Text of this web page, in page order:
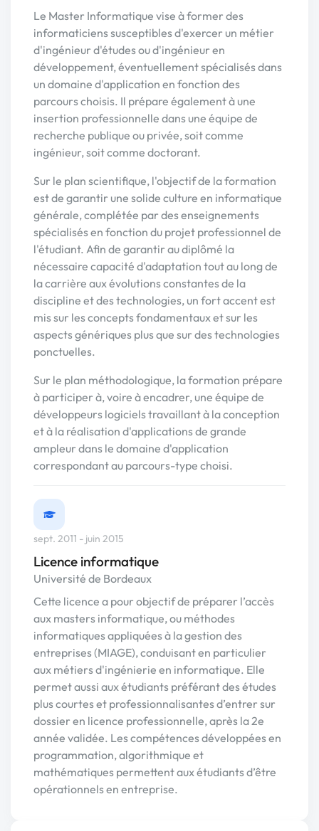
Le Master Informatique vise à former des
informaticiens susceptibles d'exercer un métier
d'ingénieur d'études ou d'ingénieur en
développement, éventuellement spécialisés dans
un domaine d'application en fonction des
parcours choisis. Il prépare également à une
insertion professionnelle dans une équipe de
recherche publique ou privée, soit comme
ingénieur, soit comme doctorant.
Sur le plan scientifique, l'objectif de la formation
est de garantir une solide culture en informatique
générale, complétée par des enseignements
spécialisés en fonction du projet professionnel de
l'étudiant. Afin de garantir au diplômé la
nécessaire capacité d'adaptation tout au long de
la carrière aux évolutions constantes de la
discipline et des technologies, un fort accent est
mis sur les concepts fondamentaux et sur les
aspects génériques plus que sur des technologies
ponctuelles.
Sur le plan méthodologique, la formation prépare
à participer à, voire à encadrer, une équipe de
développeurs logiciels travaillant à la conception
et à la réalisation d'applications de grande
ampleur dans le domaine d'application
correspondant au parcours-type choisi.
sept. 2011 - juin 2015
Licence informatique
Université de Bordeaux
Cette licence a pour objectif de préparer l’accès
aux masters informatique, ou méthodes
informatiques appliquées à la gestion des
entreprises (MIAGE), conduisant en particulier
aux métiers d'ingénierie en informatique. Elle
permet aussi aux étudiants préférant des études
plus courtes et professionnalisantes d’entrer sur
dossier en licence professionnelle, après la 2e
année validée. Les compétences développées en
programmation, algorithmique et
mathématiques permettent aux étudiants d’être
opérationnels en entreprise.